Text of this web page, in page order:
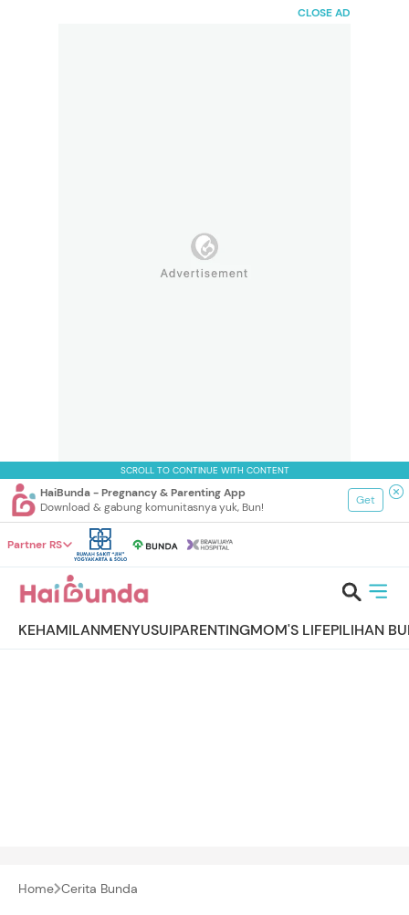
CLOSE AD
SCROLL TO CONTINUE WITH CONTENT
HaiBunda - Pregnancy & Parenting App
Download & gabung komunitasnya yuk, Bun!
Get
Partner RS
KEHAMILANMENYUSUIPARENTINGMOM'S LIFEPILIHAN
Home Cerita Bunda